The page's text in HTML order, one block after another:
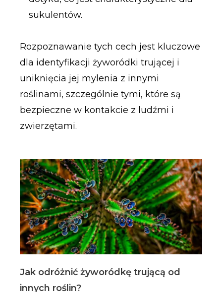
sukulentów.
Rozpoznawanie tych cech jest kluczowe
dla identyfikacji żyworódki trującej i
uniknięcia jej mylenia z innymi
roślinami, szczególnie tymi, które są
bezpieczne w kontakcie z ludźmi i
zwierzętami.
Jak odróżnić żyworódkę trującą od
innych roślin?